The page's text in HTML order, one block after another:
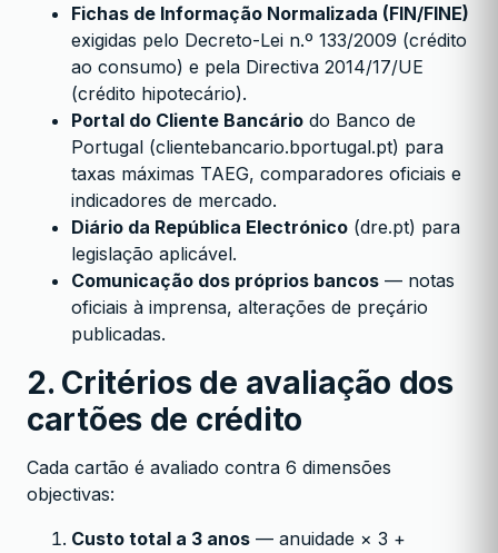
Fichas de Informação Normalizada (FIN/FINE)
exigidas pelo Decreto-Lei n.º 133/2009 (crédito
ao consumo) e pela Directiva 2014/17/UE
(crédito hipotecário).
Portal do Cliente Bancário do Banco de
Portugal (clientebancario.bportugal.pt) para
taxas máximas TAEG, comparadores oficiais e
indicadores de mercado.
Diário da República Electrónico (dre.pt) para
legislação aplicável.
Comunicação dos próprios bancos — notas
oficiais à imprensa, alterações de preçário
publicadas.
2. Critérios de avaliação dos
cartões de crédito
Cada cartão é avaliado contra 6 dimensões
objectivas:
Custo total a 3 anos — anuidade × 3 +